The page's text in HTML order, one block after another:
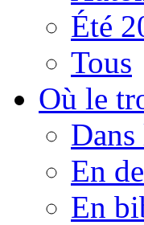
Été
Tous
Où le
En
En